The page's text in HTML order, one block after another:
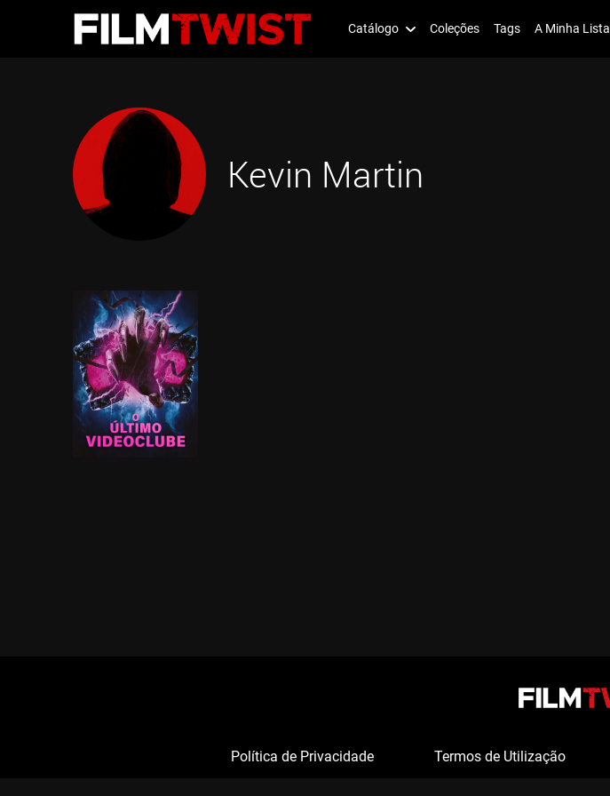
Catálogo Coleções Tags A Minha Lista
Kevin Martin
Política de Privacidade Termos de Utilização